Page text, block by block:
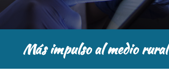
Más impulso al medio rural